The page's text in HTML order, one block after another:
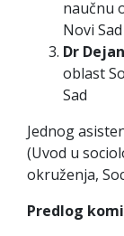
naučnu
Novi Sad
Dr
oblast
Sad
Jednog
(Uvod u
okruženja,
Predlog